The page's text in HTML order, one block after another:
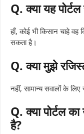
Q. क्या यह
हाँ, कोई भी किसान चाहे वह
सकता है।
Q. क्या मुझे
नहीं, सामान्य सवालों के
Q. क्या पोर्टल
है?